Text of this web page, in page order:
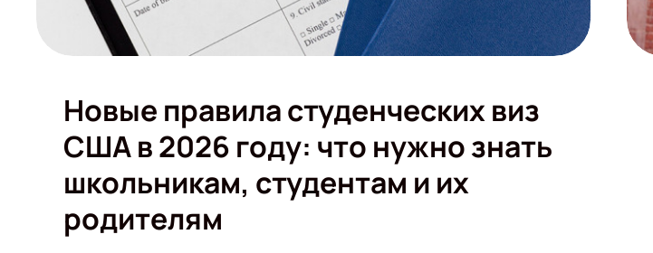
Новые правила студенческих виз
США в 2026 году: что нужно знать
школьникам, студентам и их
родителям